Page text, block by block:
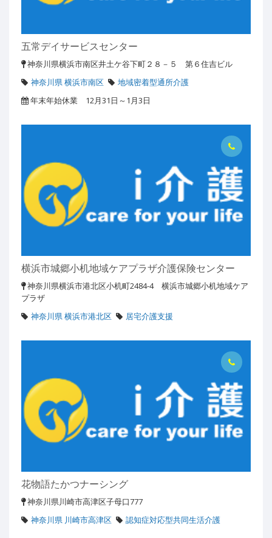
五常デイサービスセンター
神奈川県横浜市南区井土ケ谷下町２８－５ 第６住吉ビル
神奈川県 横浜市南区
地域密着型通所介護
年末年始休業 12月31日～1月3日
横浜市城郷小机地域ケアプラザ介護保険センター
神奈川県横浜市港北区小机町2484-4 横浜市城郷小机地域ケア
プラザ
神奈川県 横浜市港北区
居宅介護支援
花物語たかつナーシング
神奈川県川崎市高津区子母口777
神奈川県 川崎市高津区
認知症対応型共同生活介護